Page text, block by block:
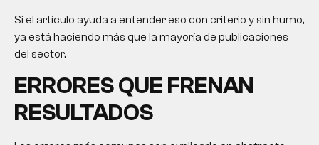
Si el artículo ayuda a entender eso con criterio y sin humo,
ya está haciendo más que la mayoría de publicaciones
del sector.
ERRORES QUE FRENAN
RESULTADOS